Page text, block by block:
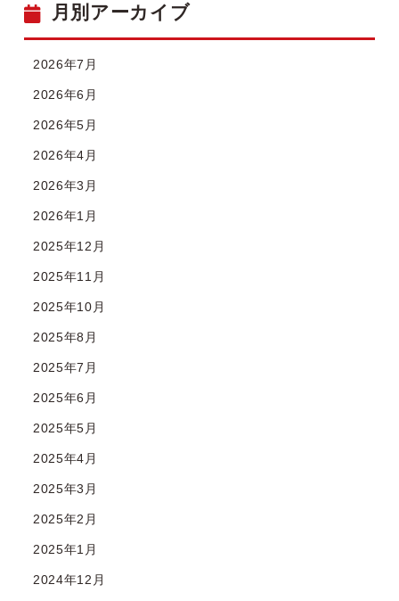
月別アーカイブ
2026年7月
2026年6月
2026年5月
2026年4月
2026年3月
2026年1月
2025年12月
2025年11月
2025年10月
2025年8月
2025年7月
2025年6月
2025年5月
2025年4月
2025年3月
2025年2月
2025年1月
2024年12月